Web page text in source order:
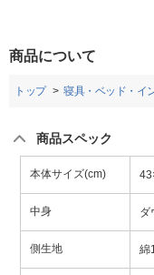
商品について
トップ 寝具・ベッド・イ
商品スペック
本体サイズ(cm)
中身 ダ
側生地 綿